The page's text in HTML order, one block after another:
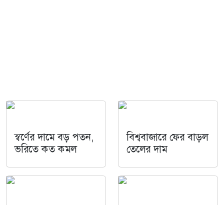
স্বর্ণের দামে বড় পতন,
ভরিতে কত কমল
বিশ্ববাজারে ফের বাড়ল
তেলের দাম